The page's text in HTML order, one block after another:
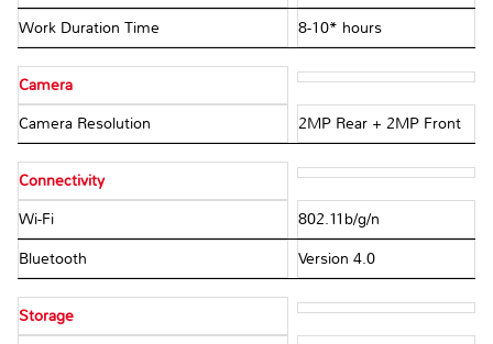
Work Duration Time 8-10* hours
Camera
Camera Resolution 2MP Rear + 2MP Front
Connectivity
Wi-Fi 802.11b/g/n
Bluetooth Version 4.0
Storage